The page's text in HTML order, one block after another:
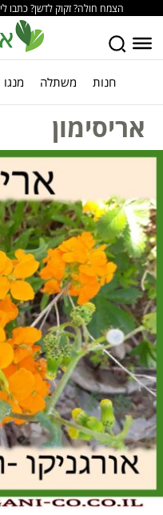
הצמח חולה? זקוק לדשן? כתבו לי
חנות משתלה מנגו
אריסימון